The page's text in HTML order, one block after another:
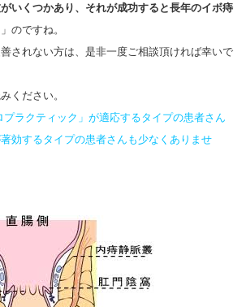
いくつかあり、それが成功すると長年のイボ痔
」のですね。
されない方は、是非一度ご相談頂ければ幸いで
ください。
ラクティック」が適応するタイプの患者さん
効するタイプの患者さんも少なくありませ